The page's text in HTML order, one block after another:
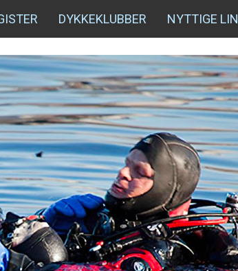
DYKKEKLUBBER NYTTIGE